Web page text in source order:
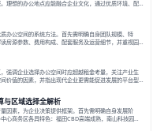
理想的办公地点应能融合企业文化，通过优质环境、配
值的平衡。对于许多正在成长或寻求稳定发展的企业而
决策。这不仅关系到团队的日常工作效率与协作氛围，
办公空间的系统方法。首先需明确自身团队规模、特
房源参数、费用构成、配套服务及运营细节，并重视园
方的品牌背景与持续服务能力。完成线上初选后，必须
感受园区氛围并确认合同条款，从而做出精确决策。在
强调企业选择办公空间时应超越租金考量，关注产业生
价值的因素，并指出现代企业更需能促进发展的平台型
通过构建服务生态助力企业成长，建议企业系统评估需
寻求在上海松江区设立或扩展办公空间的企业而言，了
与区域选择全解析
因素，为企业决策提供框架。首先需明确自身发展阶
心商务区各具特色：福田CBD高端成熟，南山科技园创
创意产业园注重生态与社群，适合文创、科技类企业。